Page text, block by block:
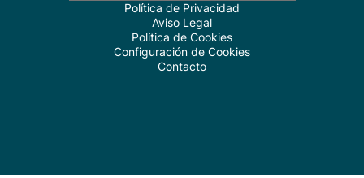
Política de Privacidad
Aviso Legal
Política de Cookies
Configuración de Cookies
Contacto